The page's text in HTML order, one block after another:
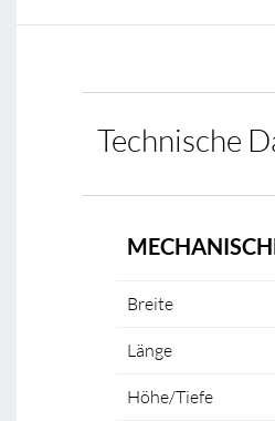
Technische
Breite
Länge
Höhe/Tiefe